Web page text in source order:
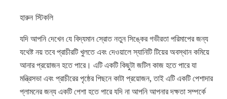
হারুন স্টিকলি
যদি আপনি দেখেন যে বিদ্যমান স্রোত নতুন সিঙ্কের গভীরতা পরিমাপের জন্য
যথেষ্ট নয় তবে প্রাচীরটি খুলতে এবং দেওয়ালে স্যানিটি টিয়ের অবস্থান কমিয়ে
আনার প্রয়োজন হতে পারে। এটি একটি কিছুটা জটিল কাজ হতে পারে যা
মন্ত্রিসভা এবং প্রাচীরের পৃষ্ঠের পিছনে কাটা প্রয়োজন, তাই এটি একটি পেশাদার
প্লামনের জন্য একটি পেশা হতে পারে যদি না আপনি আপনার দক্ষতা সম্পর্কে